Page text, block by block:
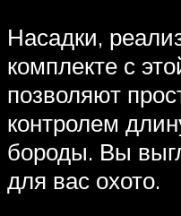
Насадки,
комплекте с
позволяют
контролем
бороды. Вы
для вас охото.